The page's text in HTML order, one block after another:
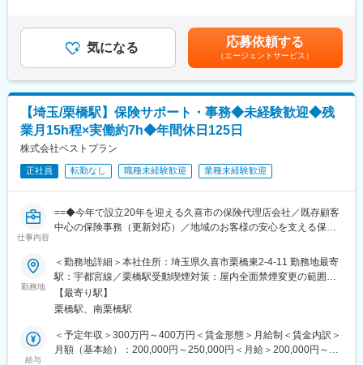
変更の範囲：会社の定める業務
す。
■組織構成
※採用後1年間は行員に準ずる嘱託採用
※1年後に正行員登用を想定。ただし評価等により変わる可能性有
り。
契約更新：有
契約更新の判断：勤務実績・勤務態度・健康状態による。
■企業魅力
ョン「MCP（Musashino mirai-Creation Plan）」を策定し、「地
域・お客さまの期待を超える存在へ」「組織・従業員の力を最大
化」を基本方針として、地域の課題解決や活性化に取り組んでい
ます。
変更の範囲：会社の定める業務
気になる 応募依頼する
（エージェントサービス）
【埼玉/栗橋駅】保険サポート・事務◆未経験歓迎◆残
業月15h程×実働約7h◆年間休日125日
株式会社ベストプラン
正社員 転勤なし 職種未経験歓迎 業種未経験歓迎
仕事内容
==◆今年で設立20年を迎える久喜市の保険代理店会社／既存顧客
中心の保険事務（更新対応）／地域のお客様の安心を支える保険
☆オススメポイント☆
◆doda経由で入社して活躍されている方がいます！
◆経験も重要ですが、保険業界としてお客様に寄り添うことが大
切のためお人柄を最も重視して採用！
◆年間休日125日、有給消化ほぼ100％と休みやすい環境！
◆残業月15時間程度（所定労働時間約7時間）、転勤も無く長期
的に働きやすい環境です！
勤務地
＜勤務地詳細＞本社住所：埼玉県久喜市栗橋東2-4-11 勤務地最寄
駅：宇都宮線／栗橋駅受動喫煙対策：屋内全面禁煙変更の範囲：
会社の定める事業所
【最寄り駅】
栗橋駅、南栗橋駅
給与
＜予定年収＞300万円～400万円＜賃金形態＞月給制＜賃金内訳＞
月額（基本給）：200,000円～250,000円＜月給＞200,000円～